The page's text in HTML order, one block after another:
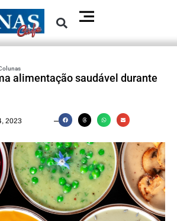
alimentação saudável durante
2023